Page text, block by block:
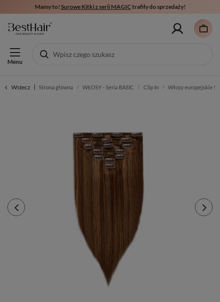
Mamy to! Surowe Kitki z serii MAGICtrafiły do sprzedaży!
Menu
Wstecz Strona główna WŁOSY - Seria BASIC Clip In Włosy europejskie